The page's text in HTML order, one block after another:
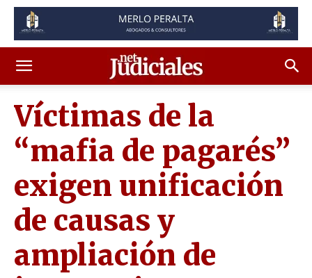
Víctimas de la
“mafia de pagarés”
exigen unificación
de causas y
ampliación de